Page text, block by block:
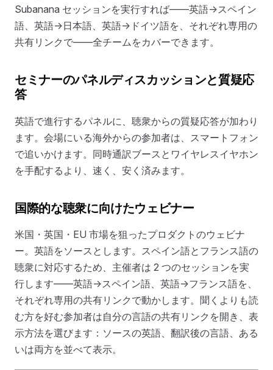
Subanana セッションを実行すれば——英語→スペイン
語、英語→日本語、英語→ドイツ語を、それぞれ専用の
共有リンクで——全チームをカバーできます。
セミナーのパネルディスカッションと質疑応
答
英語で進行するパネルに、聴衆からの質疑応答が加わり
ます。会場にいる海外からの参加者は、スマートフォン
で追いかけます。同時通訳ブースとワイヤレスイヤホン
を手配するより、速く、安く済みます。
国際的な聴衆に向けたウェビナー
米国・英国・EU 市場を狙ったプロダクトのウェビナ
ー。英語をソースとします。スペイン語とフランス語の
聴衆に対応するため、主催者は 2 つのセッションを実
行します——英語→スペイン語、英語→フランス語を、
それぞれ専用の共有リンクで動かします。聞くよりも読
む方を好む参加者は自分の言語の共有リンクを開き、表
示方法を選びます：ソースの英語、翻訳後の言語、ある
いは両方を並べて表示。